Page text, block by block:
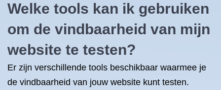
Welke tools kan ik gebruiken
om de vindbaarheid van mijn
website te testen?
Er zijn verschillende tools beschikbaar waarmee je
de vindbaarheid van jouw website kunt testen.